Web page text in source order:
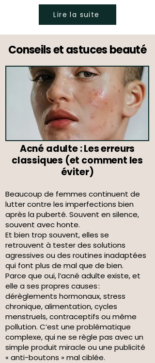
Lire la suite
Conseils et astuces beauté
Acné adulte : Les erreurs
classiques (et comment les
éviter)
Beaucoup de femmes continuent de
lutter contre les imperfections bien
après la puberté. Souvent en silence,
souvent avec honte.
Et bien trop souvent, elles se
retrouvent à tester des solutions
agressives ou des routines inadaptées
qui font plus de mal que de bien.
Parce que oui, l’acné adulte existe, et
elle a ses propres causes :
dérèglements hormonaux, stress
chronique, alimentation, cycles
menstruels, contraceptifs ou même
pollution. C’est une problématique
complexe, qui ne se règle pas avec un
simple produit miracle ou une publicité
« anti-boutons » mal ciblée.